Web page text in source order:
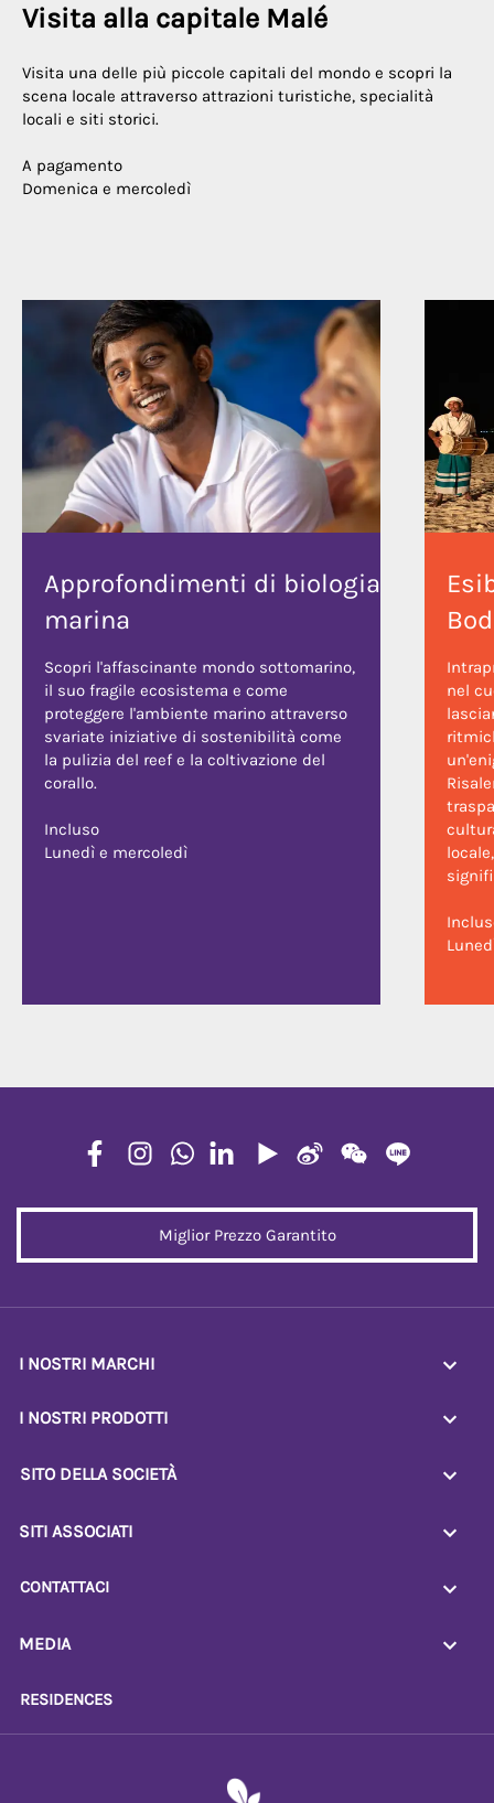
Visita alla capitale Malé
Visita una delle più piccole capitali del mondo e scopri la
scena locale attraverso attrazioni turistiche, specialità
locali e siti storici.
A pagamento
Domenica e mercoledì
Approfondimenti di biologia
marina
Scopri l'affascinante mondo sottomarino,
il suo fragile ecosistema e come
proteggere l'ambiente marino attraverso
svariate iniziative di sostenibilità come
la pulizia del reef e la coltivazione del
corallo.
Incluso
Lunedì e mercoledì
nel
Miglior Prezzo Garantito
I NOSTRI MARCHI
I NOSTRI PRODOTTI
SITO DELLA SOCIETÀ
SITI ASSOCIATI
CONTATTACI
MEDIA
RESIDENCES